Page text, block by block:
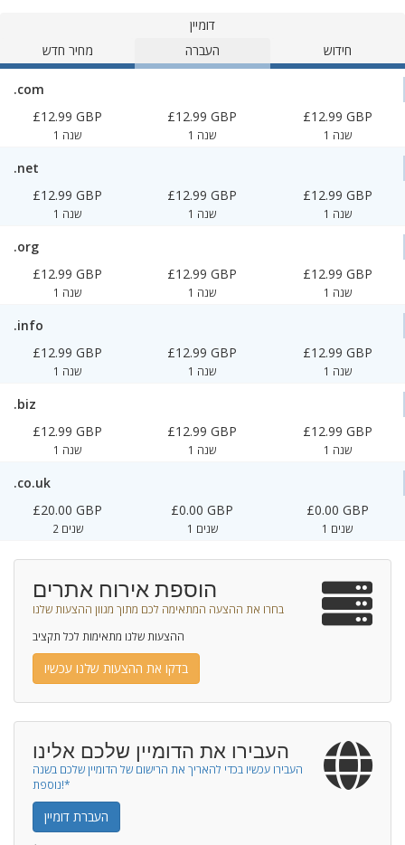
דומיין
מחיר חדש
העברה חידוש
.com
£12.99 GBP
1 שנה
£12.99 GBP
1 שנה
£12.99 GBP
1 שנה
.net
£12.99 GBP
1 שנה
£12.99 GBP
1 שנה
£12.99 GBP
1 שנה
.org
£12.99 GBP
1 שנה
£12.99 GBP
1 שנה
£12.99 GBP
1 שנה
.info
£12.99 GBP
1 שנה
£12.99 GBP
1 שנה
£12.99 GBP
1 שנה
.biz
£12.99 GBP
1 שנה
£12.99 GBP
1 שנה
£12.99 GBP
1 שנה
.co.uk
£20.00 GBP
2 שנים
£0.00 GBP
1 שנים
£0.00 GBP
1 שנים
הוספת אירוח אתרים
בחרו את ההצעה המתאימה לכם מתוך מגוון ההצעות שלנו
ההצעות שלנו מתאימות לכל תקציב
בדקו את ההצעות שלנו עכשיו
העבירו את הדומיין שלכם אלינו
העבירו עכשיו בכדי להאריך את הרישום של הדומיין שלכם בשנה
נוספת!*
העברת דומיין